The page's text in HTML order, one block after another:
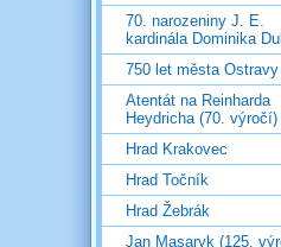
70. narozeniny J. E.
kardinála Dominika
750 let města Ostravy
Atentát na Reinharda
Heydricha (70. výročí)
Hrad Krakovec
Hrad Točník
Hrad Žebrák
Jan Masaryk (125.